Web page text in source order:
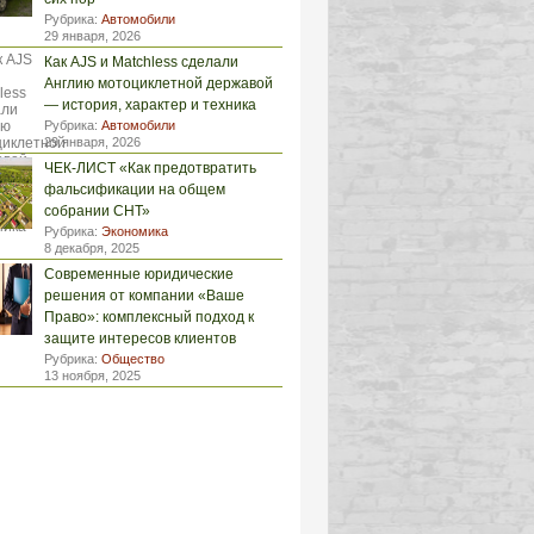
Рубрика: Автомобили
29 января, 2026
Как AJS и Matchless сделали
Англию мотоциклетной державой
— история, характер и техника
Рубрика: Автомобили
29 января, 2026
ЧЕК-ЛИСТ «Как предотвратить
фальсификации на общем
собрании СНТ»
Рубрика: Экономика
8 декабря, 2025
Современные юридические
решения от компании «Ваше
Право»: комплексный подход к
защите интересов клиентов
Рубрика: Общество
13 ноября, 2025